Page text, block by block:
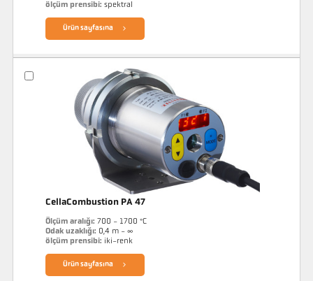
ölçüm prensibi: spektral
Ürün sayfasına
CellaCombustion PA 47
Ölçüm aralığı: 700 - 1700 °C
Odak uzaklığı: 0,4 m - ∞
ölçüm prensibi: iki-renk
Ürün sayfasına